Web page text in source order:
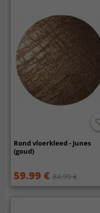
Rond vloerkleed - Junes
(goud)
59.99 € 84.99 €